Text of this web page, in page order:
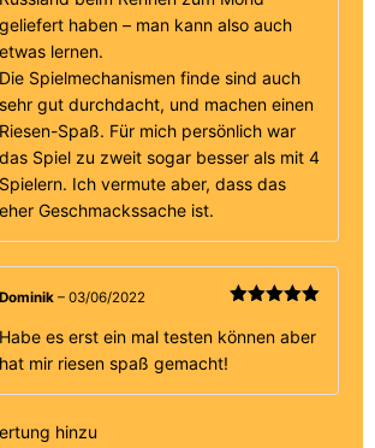
geliefert haben – man kann also auch
etwas lernen.
Die Spielmechanismen finde sind auch
sehr gut durchdacht, und machen einen
Riesen-Spaß. Für mich persönlich war
das Spiel zu zweit sogar besser als mit 4
Spielern. Ich vermute aber, dass das
eher Geschmackssache ist.
mit5von 5
Dominik – 03/06/2022
Habe es erst ein mal testen können aber
hat mir riesen spaß gemacht!
hinzu